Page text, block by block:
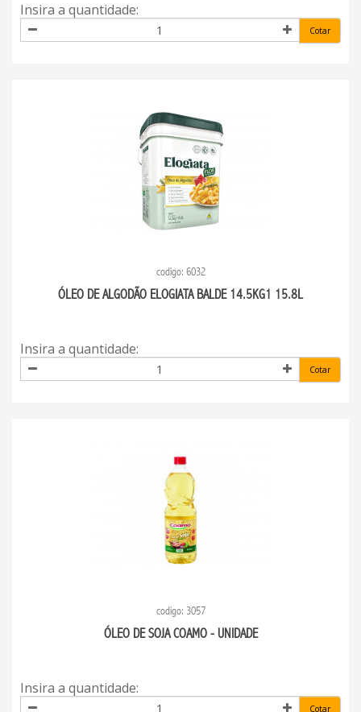
Insira a quantidade:
Cotar
codigo: 6032
ÓLEO DE ALGODÃO ELOGIATA BALDE 14.5KG1 15.8L
Insira a quantidade:
Cotar
codigo: 3057
ÓLEO DE SOJA COAMO - UNIDADE
Insira a quantidade:
Cotar